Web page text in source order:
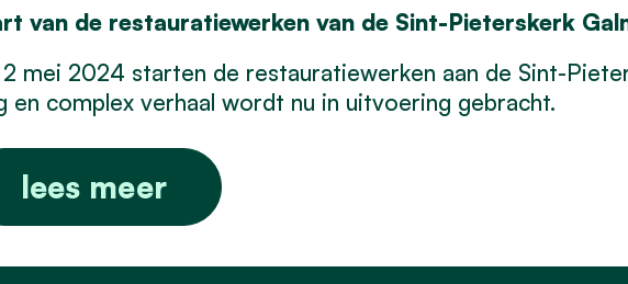
van de restauratiewerken van de Sint-Pieterskerk
mei 2024 starten de restauratiewerken aan de Sint-
en complex verhaal wordt nu in uitvoering gebracht.
lees meer